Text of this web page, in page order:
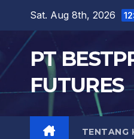
content
Sat. Aug 8th, 2026
PT
FUTURES
TENTANG